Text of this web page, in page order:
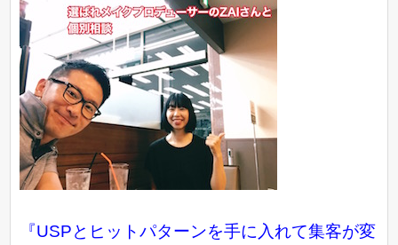
『USPとヒットパターンを手に入れて集客が変